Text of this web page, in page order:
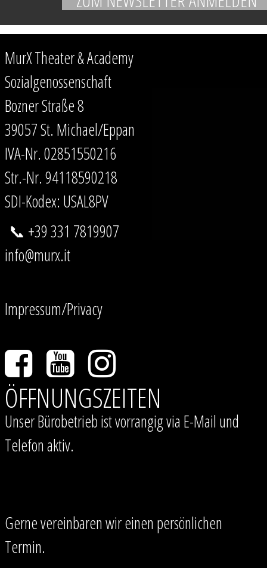
MurX Theater & Academy
Sozialgenossenschaft
Bozner Straße 8
39057 St. Michael/Eppan
IVA-Nr. 02851550216
Str.-Nr. 94118590218
SDI-Kodex: USAL8PV
📞 +39 331 7819907
info@murx.it
Impressum/Privacy
ÖFFNUNGSZEITEN
Unser Bürobetrieb ist vorrangig via E-Mail und
Telefon aktiv.
Gerne vereinbaren wir einen persönlichen
Termin.